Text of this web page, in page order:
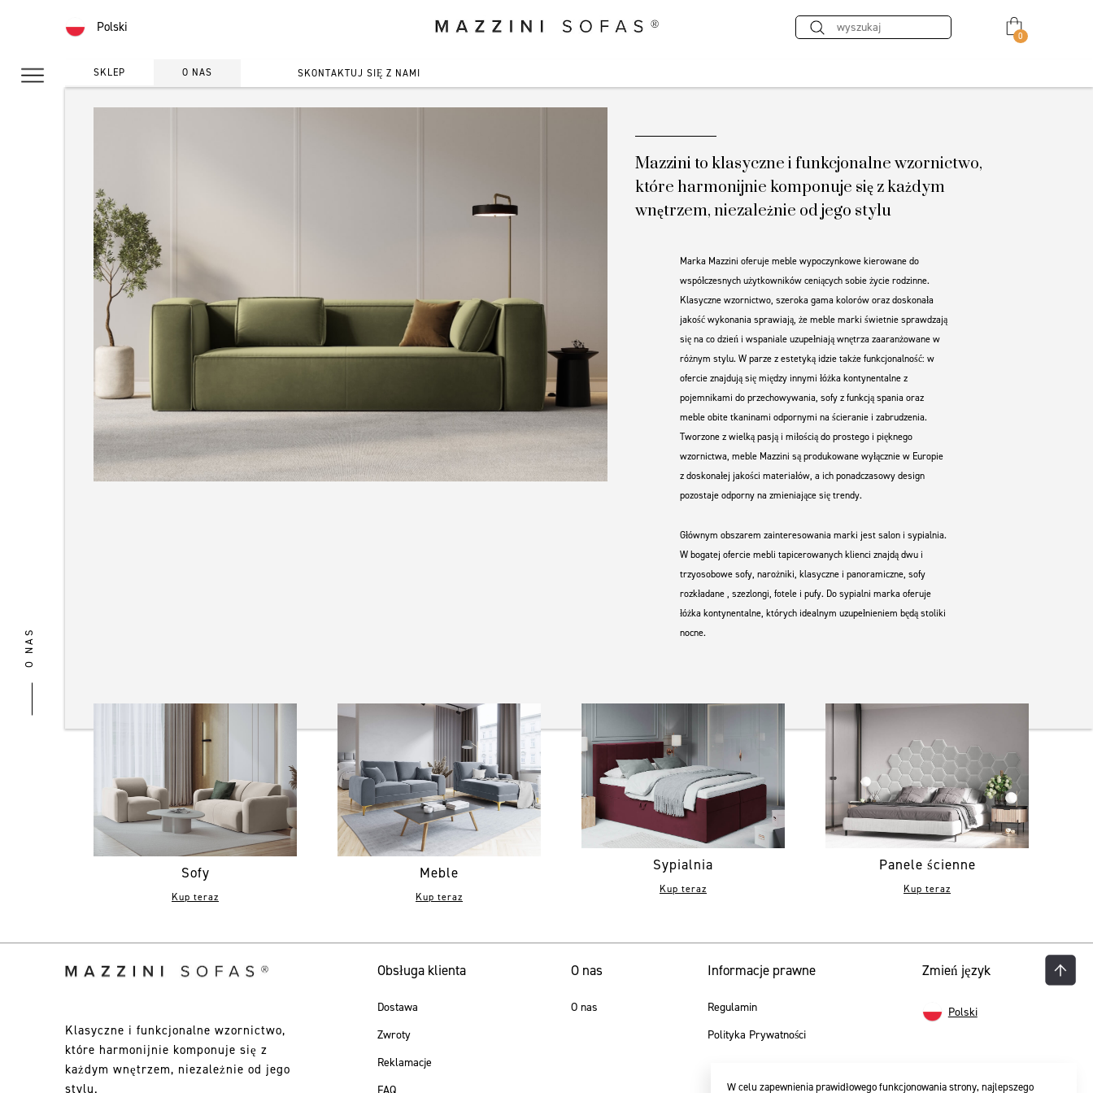
Polski
0
SKLEP O NAS SKONTAKTUJ SIĘ Z NAMI
O NAS
Mazzini to klasyczne i funkcjonalne wzornictwo,
które harmonijnie komponuje się z każdym
wnętrzem, niezależnie od jego stylu
Marka Mazzini oferuje meble wypoczynkowe kierowane do
współczesnych użytkowników ceniących sobie życie rodzinne.
Klasyczne wzornictwo, szeroka gama kolorów oraz doskonała
jakość wykonania sprawiają, że meble marki świetnie sprawdzają
się na co dzień i wspaniale uzupełniają wnętrza zaaranżowane w
różnym stylu. W parze z estetyką idzie także funkcjonalność: w
ofercie znajdują się między innymi łóżka kontynentalne z
pojemnikami do przechowywania, sofy z funkcją spania oraz
meble obite tkaninami odpornymi na ścieranie i zabrudzenia.
Tworzone z wielką pasją i miłością do prostego i pięknego
wzornictwa, meble Mazzini są produkowane wyłącznie w Europie
z doskonałej jakości materiałów, a ich ponadczasowy design
pozostaje odporny na zmieniające się trendy.
Głównym obszarem zainteresowania marki jest salon i sypialnia.
W bogatej ofercie mebli tapicerowanych klienci znajdą dwu i
trzyosobowe sofy, narożniki, klasyczne i panoramiczne, sofy
rozkładane , szezlongi, fotele i pufy. Do sypialni marka oferuje
łóżka kontynentalne, których idealnym uzupełnieniem będą stoliki
nocne.
Sofy
Kup teraz
Meble
Kup teraz
Sypialnia
Kup teraz
Panele ścienne
Kup teraz
Klasyczne i funkcjonalne wzornictwo,
które harmonijnie komponuje się z
każdym wnętrzem, niezależnie od jego
stylu.
Obsługa klienta
Dostawa
Zwroty
Reklamacje
FAQ
O nas
O nas
Informacje prawne
Regulamin
Polityka Prywatności
Zmień język
Polski
W celu zapewnienia prawidłowego funkcjonowania strony, najlepszego